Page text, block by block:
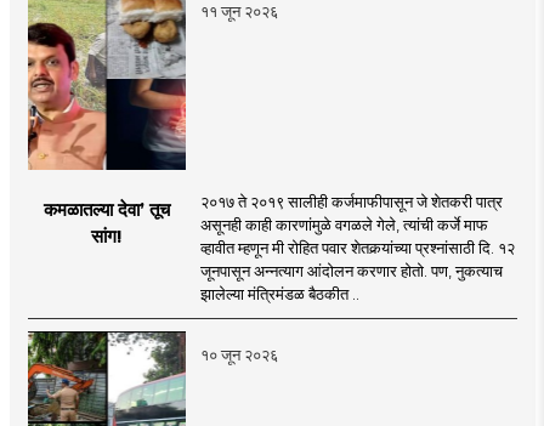
११ जून २०२६
कमळातल्या देवा’ तूच
सांग!
२०१७ ते २०१९ सालीही कर्जमाफीपासून जे शेतकरी पात्र
असूनही काही कारणांमुळे वगळले गेले, त्यांची कर्जे माफ
व्हावीत म्हणून मी रोहित पवार शेतकर्‍यांच्या प्रश्नांसाठी दि. १२
जूनपासून अन्नत्याग आंदोलन करणार होतो. पण, नुकत्याच
झालेल्या मंत्रिमंडळ बैठकीत ..
१० जून २०२६